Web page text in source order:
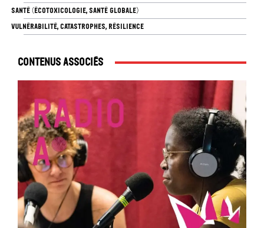
SANTÉ (ÉCOTOXICOLOGIE, SANTÉ GLOBALE)
VULNÉRABILITÉ, CATASTROPHES, RÉSILIENCE
Contenus associés